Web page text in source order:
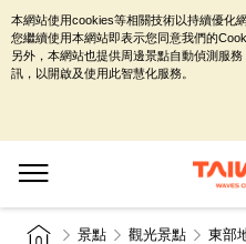
景點 觀光景點 東部
本網站使用cookies等相關技術以持續優化
您繼續使用本網站即表示您同意我們的
另外，本網站也提供周邊景點自動偵測服
訊，以開啟及使用此智慧化服務。